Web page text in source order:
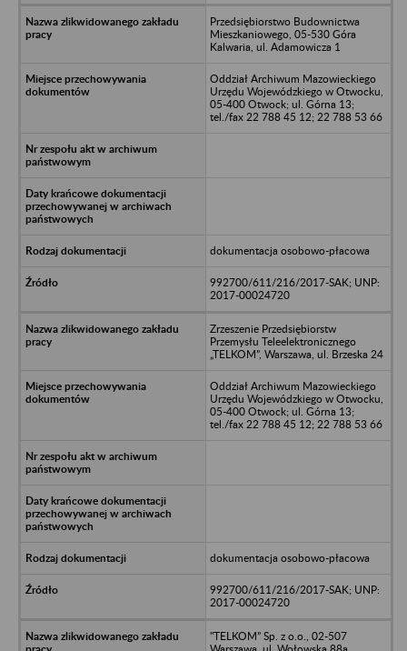
Przedsiębiorstwo Budownictwa
Mieszkaniowego, 05-530 Góra
Kalwaria, ul. Adamowicza 1
Oddział Archiwum Mazowieckiego
Urzędu Wojewódzkiego w Otwocku,
05-400 Otwock; ul. Górna 13;
tel./fax 22 788 45 12; 22 788 53 66
dokumentacja osobowo-płacowa
992700/611/216/2017-SAK; UNP:
2017-00024720
Zrzeszenie Przedsiębiorstw
Przemysłu Teleelektronicznego
„TELKOM”, Warszawa, ul. Brzeska 24
Oddział Archiwum Mazowieckiego
Urzędu Wojewódzkiego w Otwocku,
05-400 Otwock; ul. Górna 13;
tel./fax 22 788 45 12; 22 788 53 66
dokumentacja osobowo-płacowa
992700/611/216/2017-SAK; UNP:
2017-00024720
"TELKOM” Sp. z o.o., 02-507